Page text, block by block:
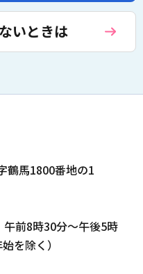
いときは
大字鶴馬1800番地の1
午前8時30分～午後5時
を除く）